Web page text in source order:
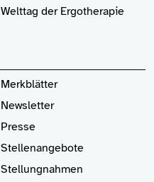
Welttag der Ergotherapie
Merkblätter
Newsletter
Presse
Stellenangebote
Stellungnahmen